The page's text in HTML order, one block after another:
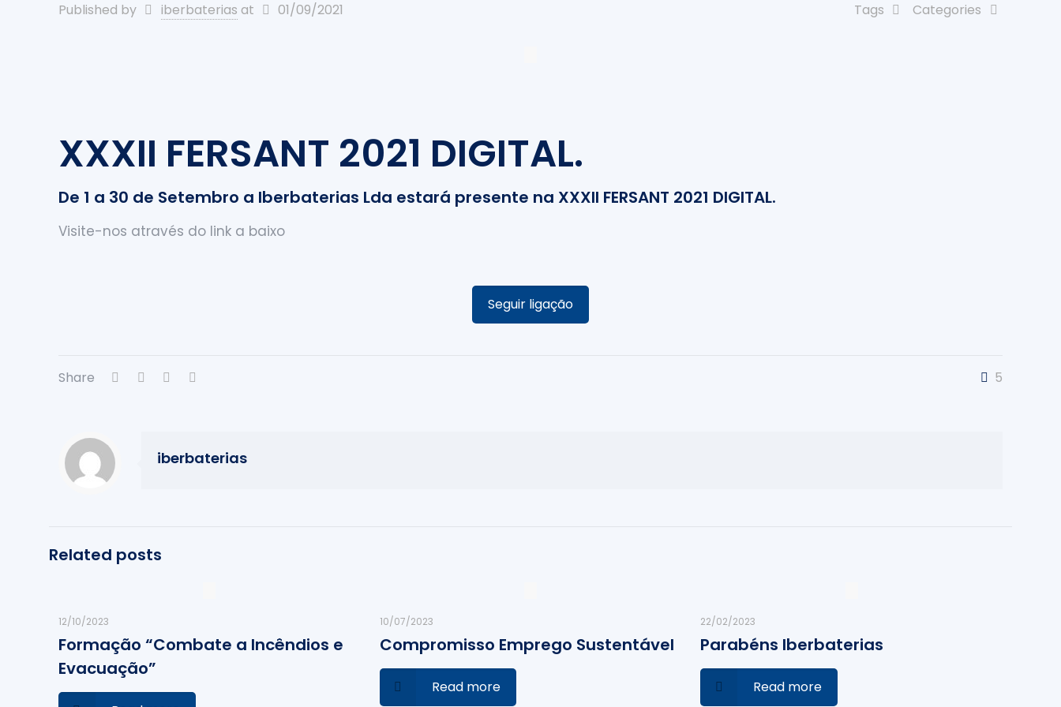
Published by iberbaterias at 01/09/2021 Categories
Tags
XXXII FERSANT 2021 DIGITAL.
De 1 a 30 de Setembro a Iberbaterias Lda estará presente na XXXII FERSANT 2021 DIGITAL.
Visite-nos através do link a baixo
Seguir ligação
Share 5
iberbaterias
Related posts
12/10/2023
Formação “Combate a Incêndios e
Evacuação”
10/07/2023
Compromisso Emprego Sustentável
Read more
22/02/2023
Parabéns Iberbaterias
Read more